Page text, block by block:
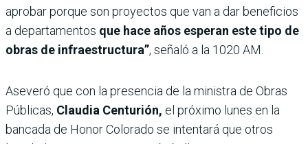
aprobar porque son proyectos que van a dar beneficios
a departamentos que hace años esperan este tipo de
obras de infraestructura”, señaló a la 1020 AM.
Aseveró que con la presencia de la ministra de Obras
Públicas, Claudia Centurión, el próximo lunes en la
bancada de Honor Colorado se intentará que otros